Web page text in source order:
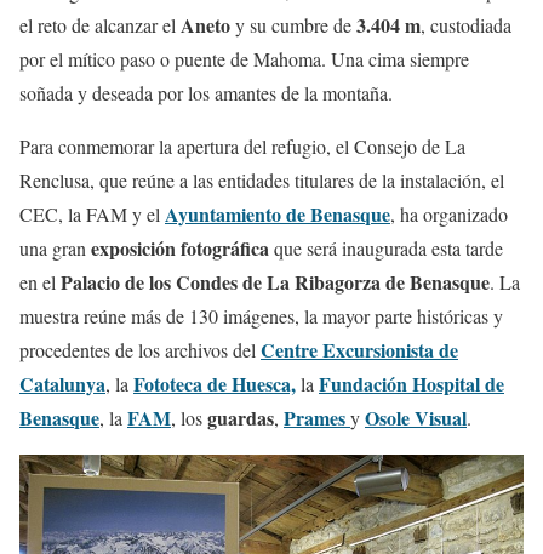
el reto de alcanzar el Anetoy su cumbre de3.404 m, custodiada
por el mítico paso o puente de Mahoma. Una cima siempre
soñada y deseada por los amantes de la montaña.
Para conmemorar la apertura del refugio, el Consejo de La
Renclusa, que reúne a las entidades titulares de la instalación, el
CEC, la FAM y el Ayuntamiento de Benasque, ha organizado
una gran exposición fotográficaque será inaugurada esta tarde
en el Palacio de los Condes de La Ribagorza de Benasque. La
muestra reúne más de 130 imágenes, la mayor parte históricas y
procedentes de los archivos del Centre Excursionista de
Catalunya, la Fototeca de Huesca,la Fundación Hospital de
Benasque, la FAM, losguardas, PramesyOsole Visual.